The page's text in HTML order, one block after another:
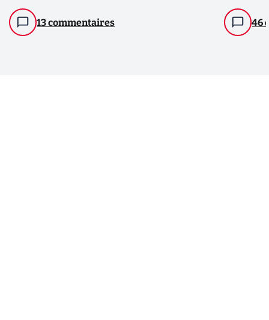
13 commentaires 46